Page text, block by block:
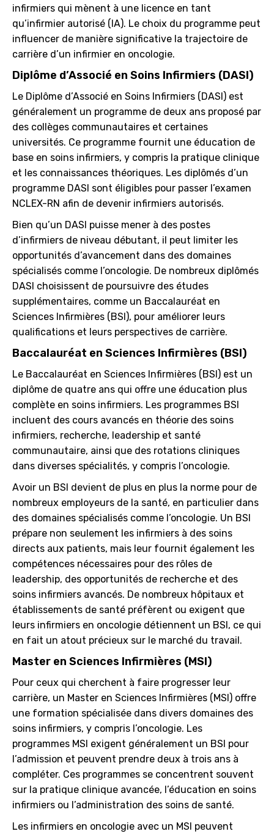
infirmiers qui mènent à une licence en tant
qu’infirmier autorisé (IA). Le choix du programme peut
influencer de manière significative la trajectoire de
carrière d’un infirmier en oncologie.
Diplôme d’Associé en Soins Infirmiers (DASI)
Le Diplôme d’Associé en Soins Infirmiers (DASI) est
généralement un programme de deux ans proposé par
des collèges communautaires et certaines
universités. Ce programme fournit une éducation de
base en soins infirmiers, y compris la pratique clinique
et les connaissances théoriques. Les diplômés d’un
programme DASI sont éligibles pour passer l’examen
NCLEX-RN afin de devenir infirmiers autorisés.
Bien qu’un DASI puisse mener à des postes
d’infirmiers de niveau débutant, il peut limiter les
opportunités d’avancement dans des domaines
spécialisés comme l’oncologie. De nombreux diplômés
DASI choisissent de poursuivre des études
supplémentaires, comme un Baccalauréat en
Sciences Infirmières (BSI), pour améliorer leurs
qualifications et leurs perspectives de carrière.
Baccalauréat en Sciences Infirmières (BSI)
Le Baccalauréat en Sciences Infirmières (BSI) est un
diplôme de quatre ans qui offre une éducation plus
complète en soins infirmiers. Les programmes BSI
incluent des cours avancés en théorie des soins
infirmiers, recherche, leadership et santé
communautaire, ainsi que des rotations cliniques
dans diverses spécialités, y compris l’oncologie.
Avoir un BSI devient de plus en plus la norme pour de
nombreux employeurs de la santé, en particulier dans
des domaines spécialisés comme l’oncologie. Un BSI
prépare non seulement les infirmiers à des soins
directs aux patients, mais leur fournit également les
compétences nécessaires pour des rôles de
leadership, des opportunités de recherche et des
soins infirmiers avancés. De nombreux hôpitaux et
établissements de santé préfèrent ou exigent que
leurs infirmiers en oncologie détiennent un BSI, ce qui
en fait un atout précieux sur le marché du travail.
Master en Sciences Infirmières (MSI)
Pour ceux qui cherchent à faire progresser leur
carrière, un Master en Sciences Infirmières (MSI) offre
une formation spécialisée dans divers domaines des
soins infirmiers, y compris l’oncologie. Les
programmes MSI exigent généralement un BSI pour
l’admission et peuvent prendre deux à trois ans à
compléter. Ces programmes se concentrent souvent
sur la pratique clinique avancée, l’éducation en soins
infirmiers ou l’administration des soins de santé.
Les infirmiers en oncologie avec un MSI peuvent